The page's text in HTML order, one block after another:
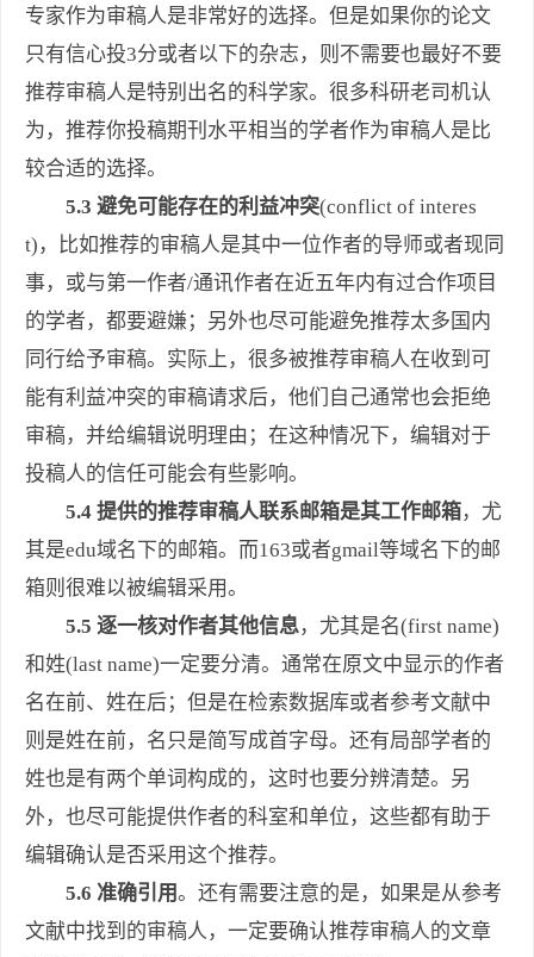
专家作为审稿人是非常好的选择。但是如果你的论文
只有信心投3分或者以下的杂志，则不需要也最好不要
推荐审稿人是特别出名的科学家。很多科研老司机认
为，推荐你投稿期刊水平相当的学者作为审稿人是比
较合适的选择。
5.3 避免可能存在的利益冲突(conflict of interes
t)，比如推荐的审稿人是其中一位作者的导师或者现同
事，或与第一作者/通讯作者在近五年内有过合作项目
的学者，都要避嫌；另外也尽可能避免推荐太多国内
同行给予审稿。实际上，很多被推荐审稿人在收到可
能有利益冲突的审稿请求后，他们自己通常也会拒绝
审稿，并给编辑说明理由；在这种情况下，编辑对于
投稿人的信任可能会有些影响。
5.4 提供的推荐审稿人联系邮箱是其工作邮箱，尤
其是edu域名下的邮箱。而163或者gmail等域名下的邮
箱则很难以被编辑采用。
5.5 逐一核对作者其他信息，尤其是名(first name)
和姓(last name)一定要分清。通常在原文中显示的作者
名在前、姓在后；但是在检索数据库或者参考文献中
则是姓在前，名只是简写成首字母。还有局部学者的
姓也是有两个单词构成的，这时也要分辨清楚。另
外，也尽可能提供作者的科室和单位，这些都有助于
编辑确认是否采用这个推荐。
5.6 准确引用。还有需要注意的是，如果是从参考
文献中找到的审稿人，一定要确认推荐审稿人的文章